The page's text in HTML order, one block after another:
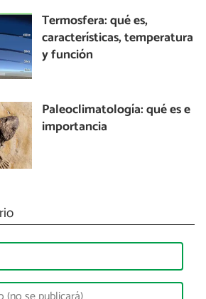
Termosfera: qué es,
características, temperatura
y función
Paleoclimatología: qué es e
importancia